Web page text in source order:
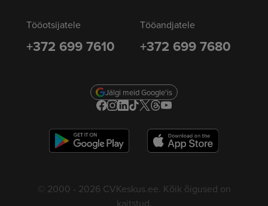
Tööotsijatele
+372 699 7610
Tööandjatele
+372 699 7680
Jälgi meid Google'is
© 2000 - 2026 CVKeskus.ee. Kõik õigused on
kaitstud.